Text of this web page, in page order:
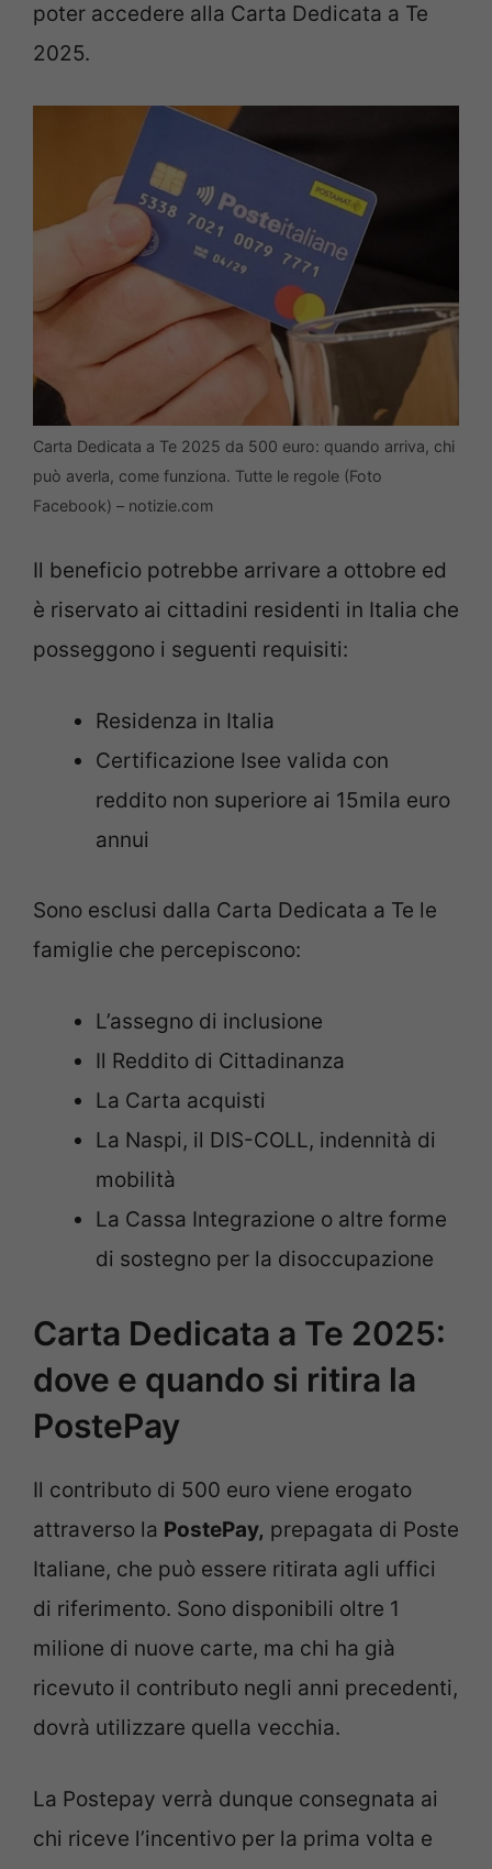
poter accedere alla Carta Dedicata a Te
2025.
Carta Dedicata a Te 2025 da 500 euro: quando arriva, chi
può averla, come funziona. Tutte le regole (Foto
Facebook) – notizie.com
Il beneficio potrebbe arrivare a ottobre ed
è riservato ai cittadini residenti in Italia che
posseggono i seguenti requisiti:
Residenza in Italia
Certificazione Isee valida con
reddito non superiore ai 15mila euro
annui
Sono esclusi dalla Carta Dedicata a Te le
famiglie che percepiscono:
L’assegno di inclusione
Il Reddito di Cittadinanza
La Carta acquisti
La Naspi, il DIS-COLL, indennità di
mobilità
La Cassa Integrazione o altre forme
di sostegno per la disoccupazione
Carta Dedicata a Te 2025:
dove e quando si ritira la
PostePay
Il contributo di 500 euro viene erogato
attraverso la PostePay, prepagata di Poste
Italiane, che può essere ritirata agli uffici
di riferimento. Sono disponibili oltre 1
milione di nuove carte, ma chi ha già
ricevuto il contributo negli anni precedenti,
dovrà utilizzare quella vecchia.
La Postepay verrà dunque consegnata ai
chi riceve l’incentivo per la prima volta e